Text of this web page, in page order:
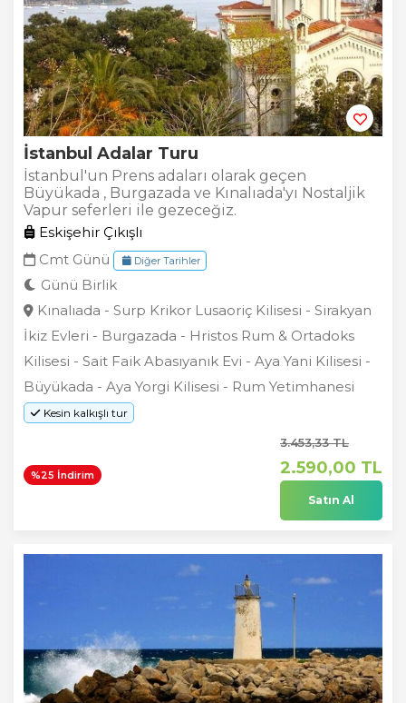
İstanbul Adalar Turu
İstanbul'un Prens adaları olarak geçen
Büyükada , Burgazada ve Kınalıada'yı Nostaljik
Vapur seferleri ile gezeceğiz.
Eskişehir Çıkışlı
Cmt Günü
Diğer Tarihler
Günü Birlik
Kınalıada - Surp Krikor Lusaoriç Kilisesi - Sirakyan
İkiz Evleri - Burgazada - Hristos Rum & Ortadoks
Kilisesi - Sait Faik Abasıyanık Evi - Aya Yani Kilisesi -
Büyükada - Aya Yorgi Kilisesi - Rum Yetimhanesi
Kesin kalkışlı tur
%25 İndirim
3.453,33 TL
2.590,00 TL
Satın Al